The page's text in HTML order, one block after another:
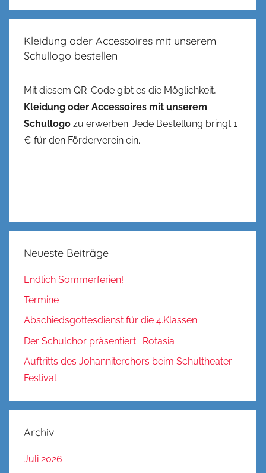
Kleidung oder Accessoires mit unserem
Schullogo bestellen
Mit diesem QR-Code gibt es die Möglichkeit,
Kleidung oder Accessoires mit unserem
Schullogo zu erwerben. Jede Bestellung bringt 1
€ für den Förderverein ein.
Neueste Beiträge
Endlich Sommerferien!
Termine
Abschiedsgottesdienst für die 4.Klassen
Der Schulchor präsentiert: Rotasia
Auftritts des Johanniterchors beim Schultheater
Festival
Archiv
Juli 2026